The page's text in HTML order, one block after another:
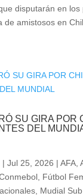
disputarán en los
de amistosos en
SU GIRA POR
DEL
| Jul 25, 2026 | AFA,
, Fútbol
, Mudial